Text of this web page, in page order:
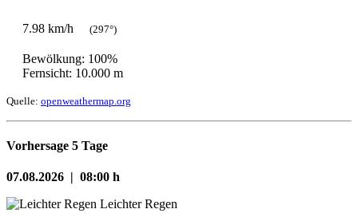
7.98 km/h (297°)
Bewölkung: 100%
Fernsicht: 10.000 m
Quelle: openweathermap.org
Vorhersage 5 Tage
07.08.2026 | 08:00 h
Leichter Regen